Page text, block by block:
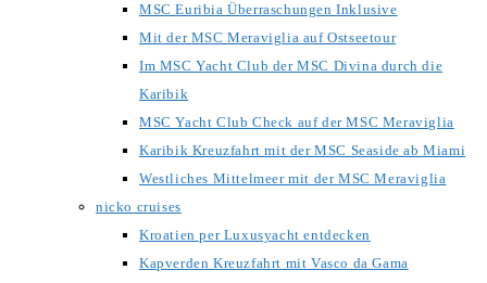
MSC Euribia Überraschungen Inklusive
Mit der MSC Meraviglia auf Ostseetour
Im MSC Yacht Club der MSC Divina durch die
Karibik
MSC Yacht Club Check auf der MSC Meraviglia
Karibik Kreuzfahrt mit der MSC Seaside ab Miami
Westliches Mittelmeer mit der MSC Meraviglia
nicko cruises
Kroatien per Luxusyacht entdecken
Kapverden Kreuzfahrt mit Vasco da Gama